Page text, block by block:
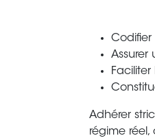
Codifier
Assurer
Adhérer
régime